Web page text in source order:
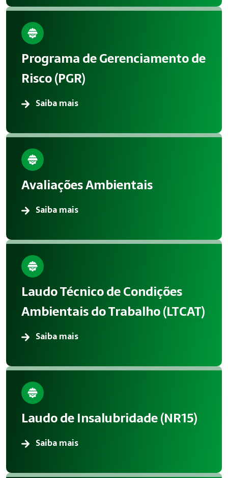
Programa de Gerenciamento de
Risco (PGR)
Saiba mais
Avaliações Ambientais
Saiba mais
Laudo Técnico de Condições
Ambientais do Trabalho (LTCAT)
Saiba mais
Laudo de Insalubridade (NR15)
Saiba mais